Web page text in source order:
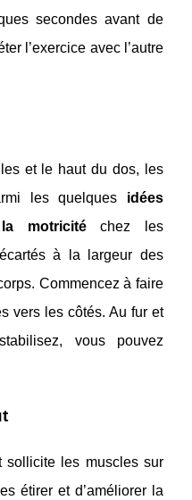
secondes avant de
l’exercice avec l’autre
et le haut du dos, les
les quelques idées
motricitéchez les
à la largeur des
Commencez à faire
vers les côtés. Au fur et
vous pouvez
sollicite les muscles sur
étirer et d’améliorer la